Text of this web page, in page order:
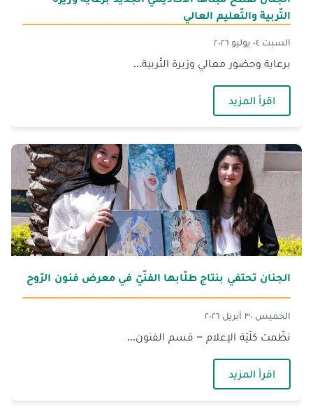
التّربية والتّعليم العالي
السبت ٠٤ يوليو ٢٠٢٦
برعاية وحضور معالي وزيرة التّربية...
اقرأ المزيد— الجنان تفتتح مبناها الأكاديميّ الجديد برعاية
الجنان تحتفي بنتاج طلّابها الفنّيّ في معرض فنون الرّوح
الخميس ٣٠ أبريل ٢٠٢٦
نظّمت كلّيّة الإعلام – قسم الفنون...
اقرأ المزيد